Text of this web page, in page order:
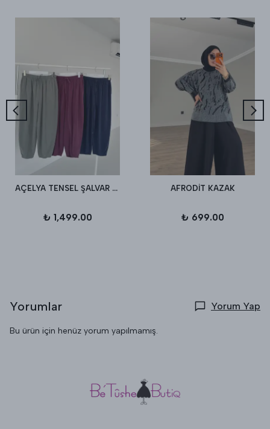
AÇELYA TENSEL ŞALVAR PANTALON
₺ 1,499.00
AFRODİT KAZAK
₺ 699.00
Yorumlar Yorum Yap
Bu ürün için henüz yorum yapılmamış.